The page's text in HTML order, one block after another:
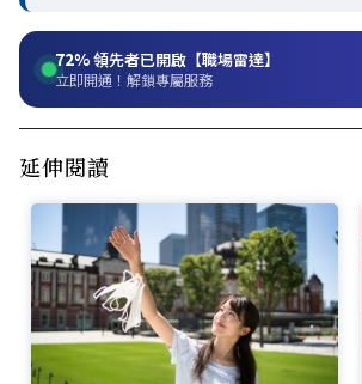
72%領先者已開啟【職場雷達】
立即開通！解鎖專屬服務
延伸閱讀